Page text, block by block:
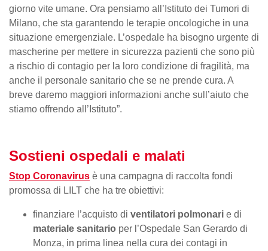
giorno vite umane. Ora pensiamo all’Istituto dei Tumori di
Milano, che sta garantendo le terapie oncologiche in una
situazione emergenziale. L’ospedale ha bisogno urgente di
mascherine per mettere in sicurezza pazienti che sono più
a rischio di contagio per la loro condizione di fragilità, ma
anche il personale sanitario che se ne prende cura. A
breve daremo maggiori informazioni anche sull’aiuto che
stiamo offrendo all’Istituto”.
Sostieni ospedali e malati
Stop Coronavirus è una campagna di raccolta fondi
promossa di LILT che ha tre obiettivi:
finanziare l’acquisto di ventilatori polmonari e di
materiale sanitario per l’Ospedale San Gerardo di
Monza, in prima linea nella cura dei contagi in